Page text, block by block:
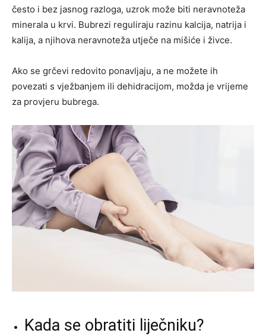
često i bez jasnog razloga, uzrok može biti neravnoteža
minerala u krvi. Bubrezi reguliraju razinu kalcija, natrija i
kalija, a njihova neravnoteža utječe na mišiće i živce.
Ako se grčevi redovito ponavljaju, a ne možete ih
povezati s vježbanjem ili dehidracijom, možda je vrijeme
za provjeru bubrega.
Kada se obratiti liječniku?